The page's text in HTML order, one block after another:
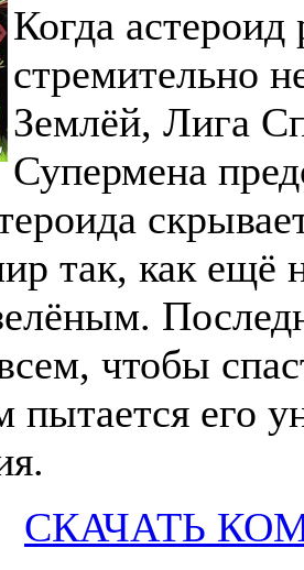
Когда
стремительно
Землёй, Лига
Супермена
так, как ещё
чтобы
пытается его
СКАЧАТЬ